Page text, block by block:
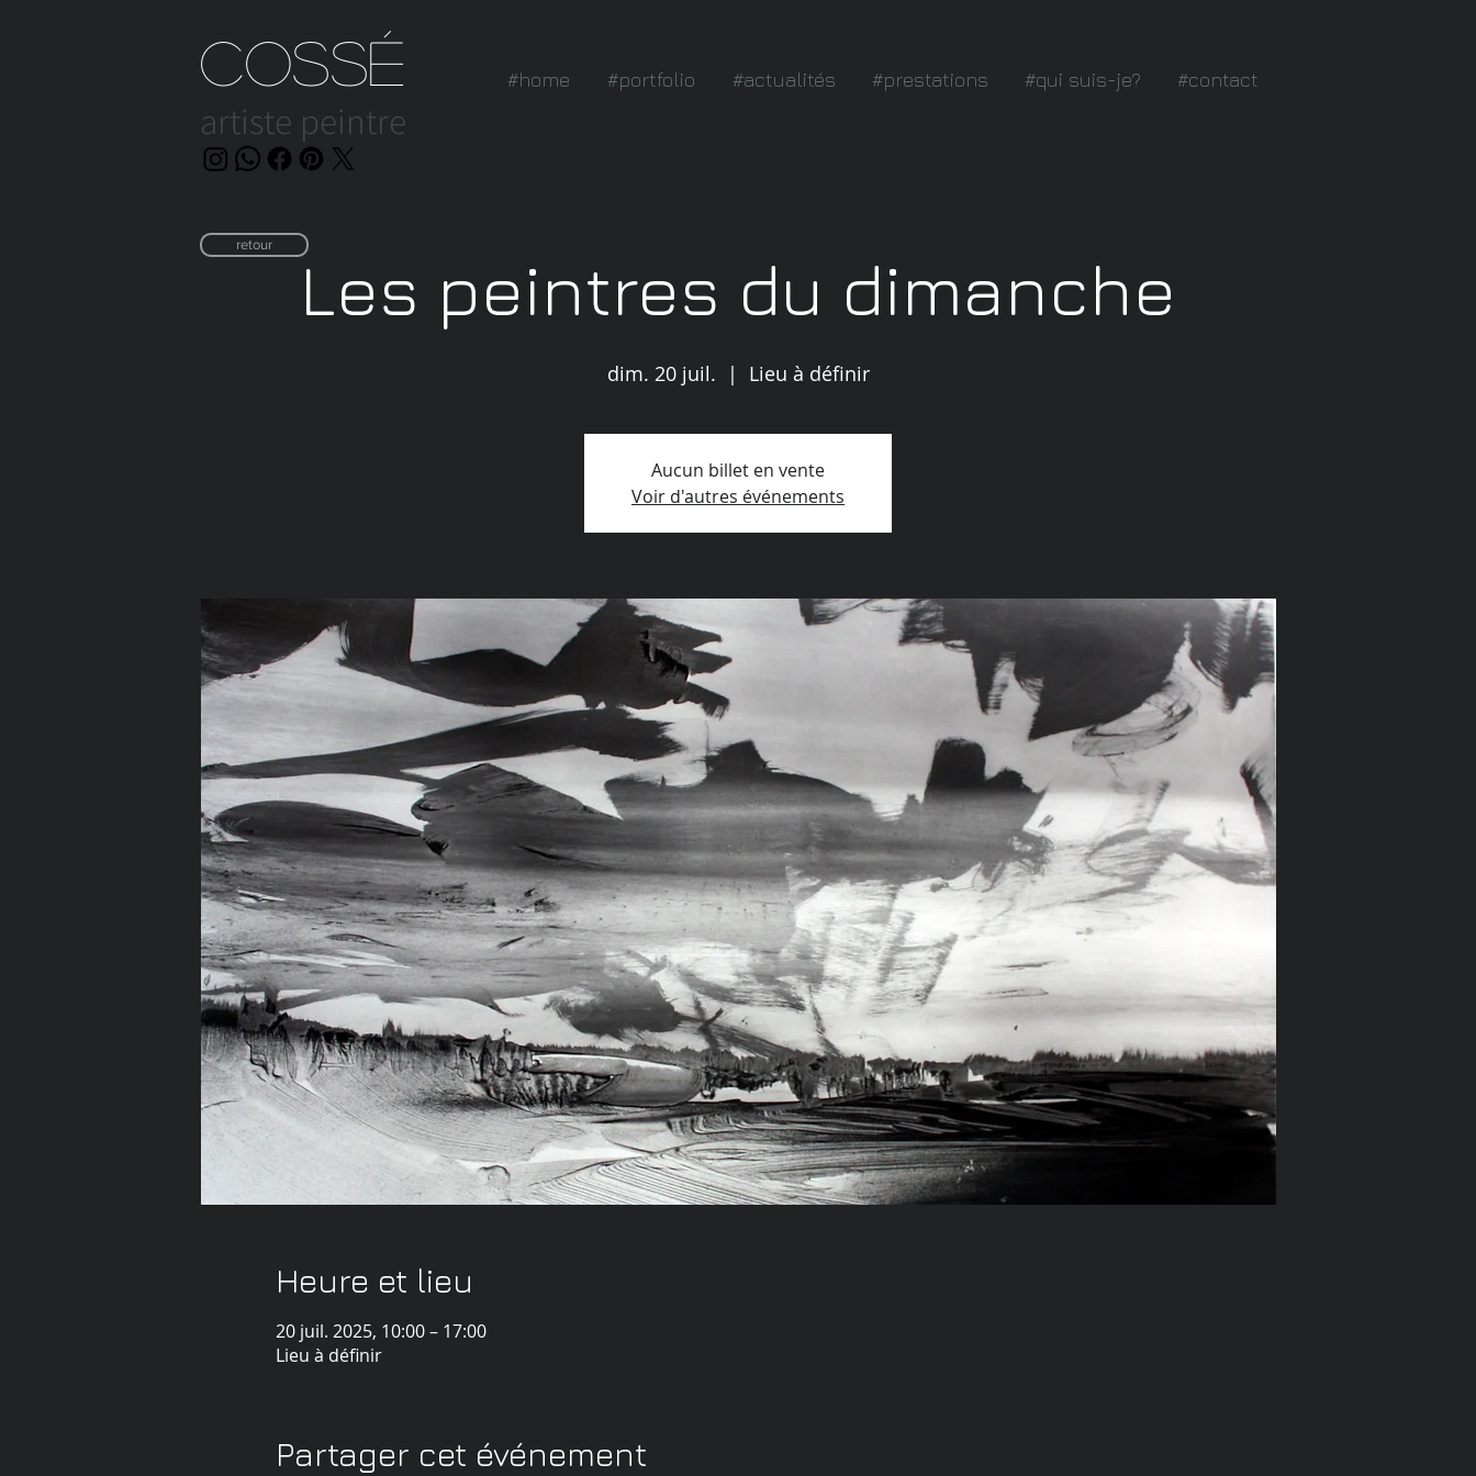
Cossé
artiste peintre
#home #portfolio #actualités #prestations #qui suis-je? #contact
Les peintres du dimanche
dim. 20 juil.
  |
Lieu à définir
Aucun billet en vente
Voir d'autres événements
Heure et lieu
20 juil. 2025, 10:00 – 17:00
Lieu à définir
Partager cet événement
retour